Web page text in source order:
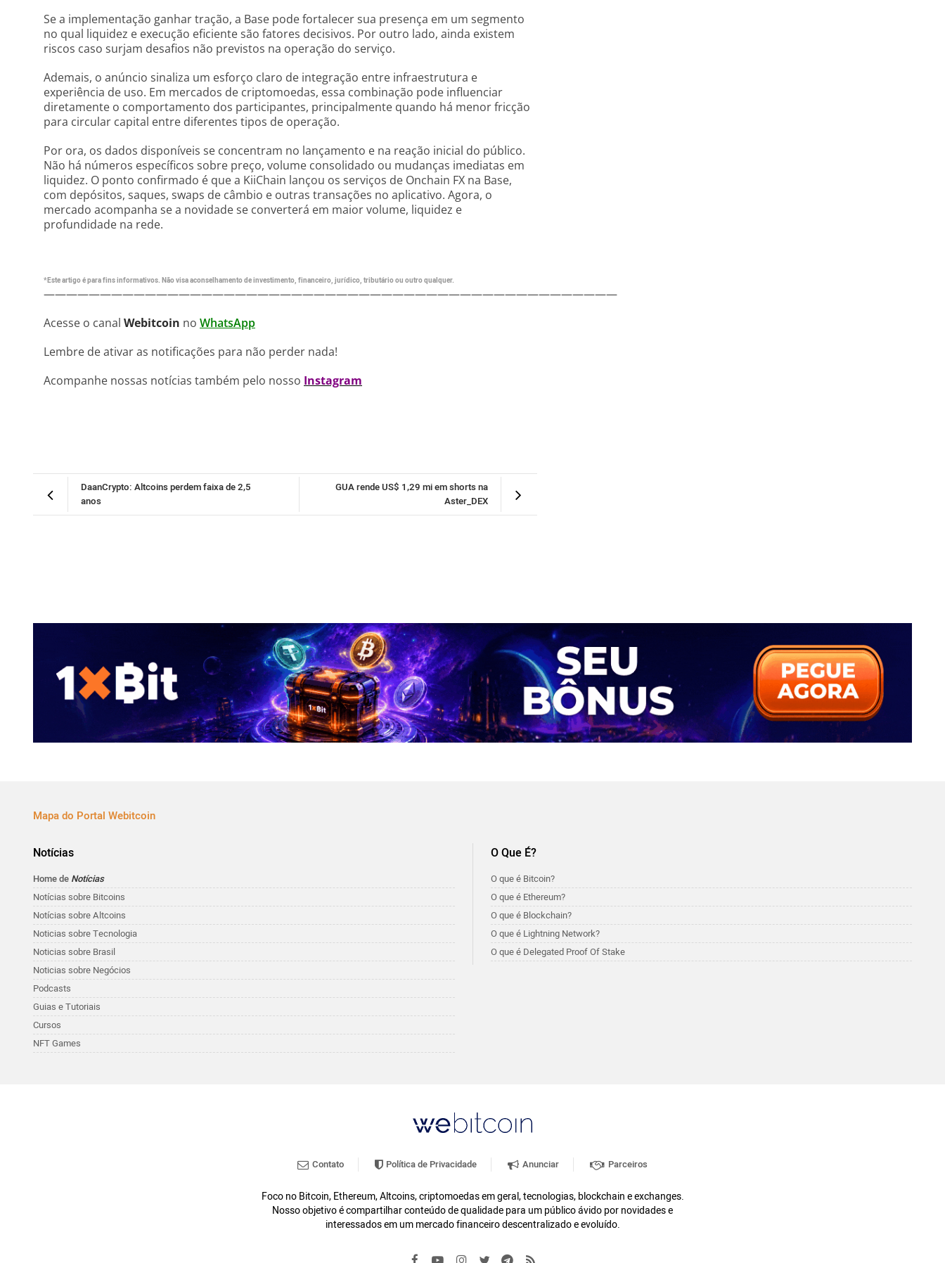
Se a implementação ganhar tração, a Base pode fortalecer sua presença em um segmento
no qual liquidez e execução eficiente são fatores decisivos. Por outro lado, ainda existem
riscos caso surjam desafios não previstos na operação do serviço.
Ademais, o anúncio sinaliza um esforço claro de integração entre infraestrutura e
experiência de uso. Em mercados de criptomoedas, essa combinação pode influenciar
diretamente o comportamento dos participantes, principalmente quando há menor fricção
para circular capital entre diferentes tipos de operação.
Por ora, os dados disponíveis se concentram no lançamento e na reação inicial do público.
Não há números específicos sobre preço, volume consolidado ou mudanças imediatas em
liquidez. O ponto confirmado é que a KiiChain lançou os serviços de Onchain FX na Base,
com depósitos, saques, swaps de câmbio e outras transações no aplicativo. Agora, o
mercado acompanha se a novidade se converterá em maior volume, liquidez e
profundidade na rede.
*Este artigo é para fins informativos. Não visa aconselhamento de investimento, financeiro, jurídico, tributário ou outro qualquer.
———————————————————————————————————————————————————
Acesse o canal Webitcoin no WhatsApp
Lembre de ativar as notificações para não perder nada!
Acompanhe nossas notícias também pelo nosso Instagram
GUA rende US$ 1,29 mi em shorts na
Aster_DEX
DaanCrypto: Altcoins perdem faixa de 2,5
anos
Mapa do Portal Webitcoin
Notícias
Home de Notícias
Notícias sobre Bitcoins
Notícias sobre Altcoins
Noticias sobre Tecnologia
Noticias sobre Brasil
Noticias sobre Negócios
Podcasts
Guias e Tutoriais
Cursos
NFT Games
O Que É?
O que é Bitcoin?
O que é Ethereum?
O que é Blockchain?
O que é Lightning Network?
O que é Delegated Proof Of Stake
Contato Política de Privacidade Anunciar Parceiros
Foco no Bitcoin, Ethereum, Altcoins, criptomoedas em geral, tecnologias, blockchain e exchanges.
Nosso objetivo é compartilhar conteúdo de qualidade para um público ávido por novidades e
interessados em um mercado financeiro descentralizado e evoluído.